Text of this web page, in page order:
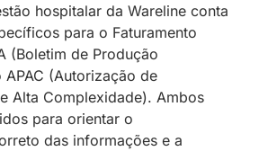
hospitalar da Wareline conta
para o Faturamento
(Boletim de Produção
(Autorização de
Alta Complexidade). Ambos
para orientar o
das informações e a